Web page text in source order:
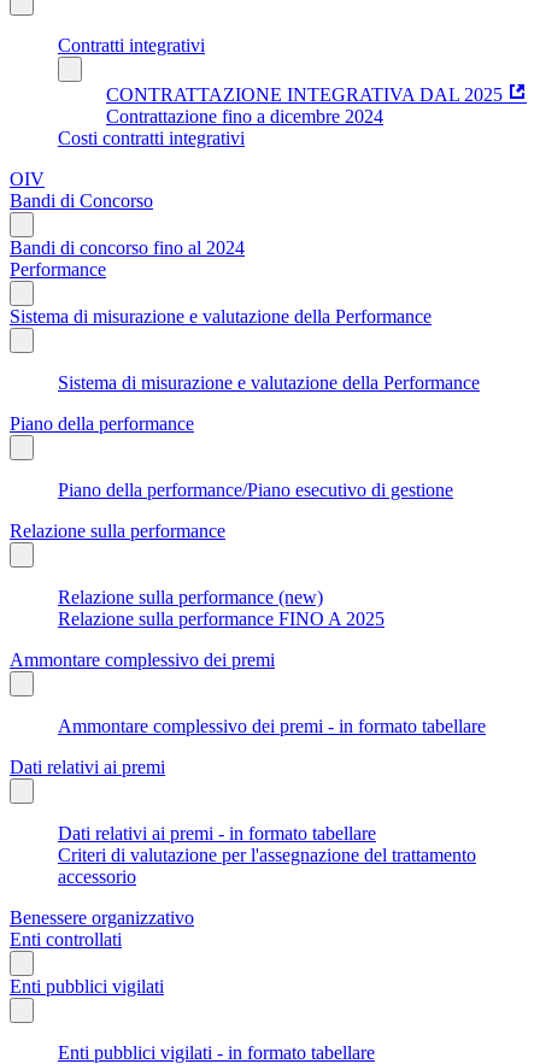
Contratti integrativi
CONTRATTAZIONE INTEGRATIVA DAL 2025
Contrattazione fino a dicembre 2024
Costi contratti integrativi
OIV
Bandi di Concorso
Bandi di concorso fino al 2024
Performance
Sistema di misurazione e valutazione della Performance
Sistema di misurazione e valutazione della Performance
Piano della performance
Piano della performance/Piano esecutivo di gestione
Relazione sulla performance
Relazione sulla performance (new)
Relazione sulla performance FINO A 2025
Ammontare complessivo dei premi
Ammontare complessivo dei premi - in formato tabellare
Dati relativi ai premi
Dati relativi ai premi - in formato tabellare
Criteri di valutazione per l'assegnazione del trattamento
accessorio
Benessere organizzativo
Enti controllati
Enti pubblici vigilati
Enti pubblici vigilati - in formato tabellare